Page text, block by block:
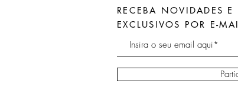
RECEBA NOVIDADES E
EXCLUSIVOS POR E-